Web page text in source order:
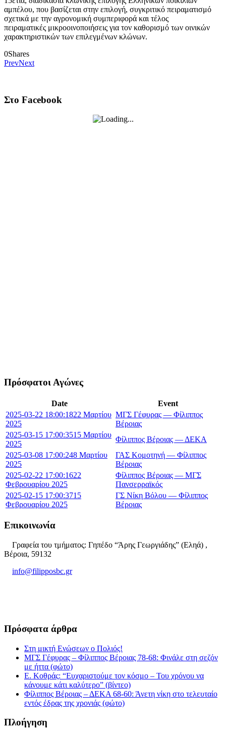
αμπέλου, που βασίζεται στην επιλογή, συγκριτικό πειραματισμό
σχετικά με την αγρονομική συμπεριφορά και τέλος
πειραματικές μικροοινοποιήσεις για τον καθορισμό των οινικών
χαρακτηριστικών των επιλεγμένων κλώνων.
0Shares
PrevNext
Στο Facebook
Πρόσφατοι Αγώνες
Date
Event
2025-03-22 18:00:1822 Μαρτίου
2025
ΜΓΣ Γέφυρας — Φίλιππος
Βέροιας
2025-03-15 17:00:3515 Μαρτίου
2025
Φίλιππος Βέροιας — ΔΕΚΑ
2025-03-08 17:00:248 Μαρτίου
2025
ΓΑΣ Κομοτηνή — Φίλιππος
Βέροιας
2025-02-22 17:00:1622
Φεβρουαρίου 2025
Φίλιππος Βέροιας — ΜΓΣ
Πανσερραϊκός
2025-02-15 17:00:3715
Φεβρουαρίου 2025
ΓΣ Νίκη Βόλου — Φίλιππος
Βέροιας
Επικοινωνία
Γραφεία του τμήματος: Γηπέδο “Άρης Γεωργιάδης” (Εληά) ,
Βέροια, 59132
info@filipposbc.gr
Πρόσφατα άρθρα
Στη μικτή Ενώσεων ο Πολιός!
ΜΓΣ Γέφυρας – Φίλιππος Βέροιας 78-68: Φινάλε στη σεζόν
με ήττα (φώτο)
Ε. Κοθράς: “Ευχαριστούμε τον κόσμο – Του χρόνου να
κάνουμε κάτι καλύτερο” (βίντεο)
Φίλιππος Βέροιας – ΔΕΚΑ 68-60: Άνετη νίκη στο τελευταίο
εντός έδρας της χρονιάς (φώτο)
Πλοήγηση